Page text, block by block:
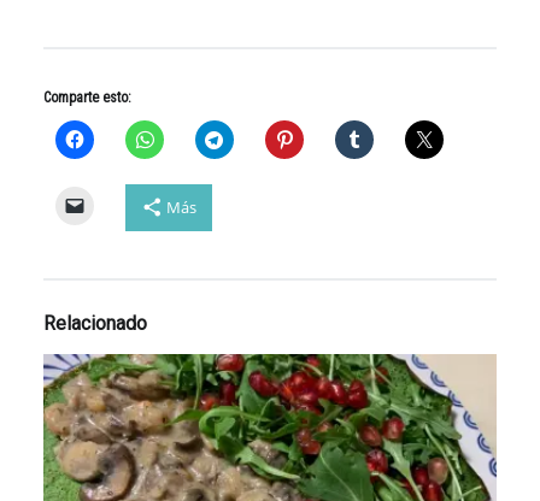
Comparte esto:
Más
Relacionado